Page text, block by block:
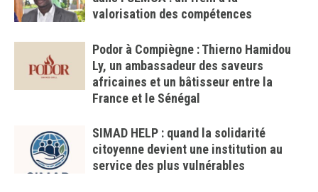
valorisation des compétences
Podor à Compiègne : Thierno Hamidou
Ly, un ambassadeur des saveurs
africaines et un bâtisseur entre la
France et le Sénégal
SIMAD HELP : quand la solidarité
citoyenne devient une institution au
service des plus vulnérables